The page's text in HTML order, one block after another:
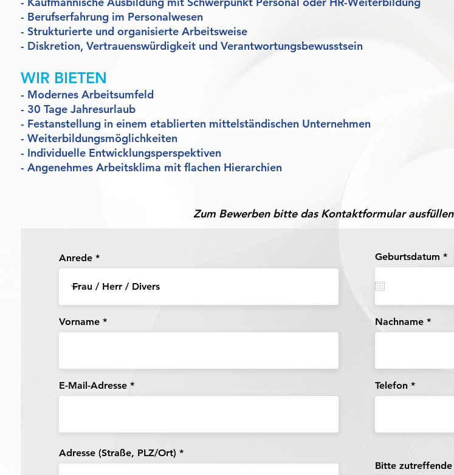
- Berufserfahrung im Personalwesen
- Strukturierte und organisierte Arbeitsweise
- Diskretion, Vertrauenswürdigkeit und Verantwortungsbewusstsein
WIR BIETEN
- Modernes Arbeitsumfeld
- 30 Tage Jahresurlaub
- Festanstellung in einem etablierten mittelständischen Unternehmen
- Weiterbildungsmöglichkeiten
- Individuelle Entwicklungsperspektiven
- Angenehmes Arbeitsklima mit flachen Hierarchien
Zum Bewerben bitte das Kontaktformular
Anrede
Vorname
E-Mail-Adresse
Adresse (Straße, PLZ/Ort)
Geburtsdatum *r
e
r
Nachname
Telefon
Bitte